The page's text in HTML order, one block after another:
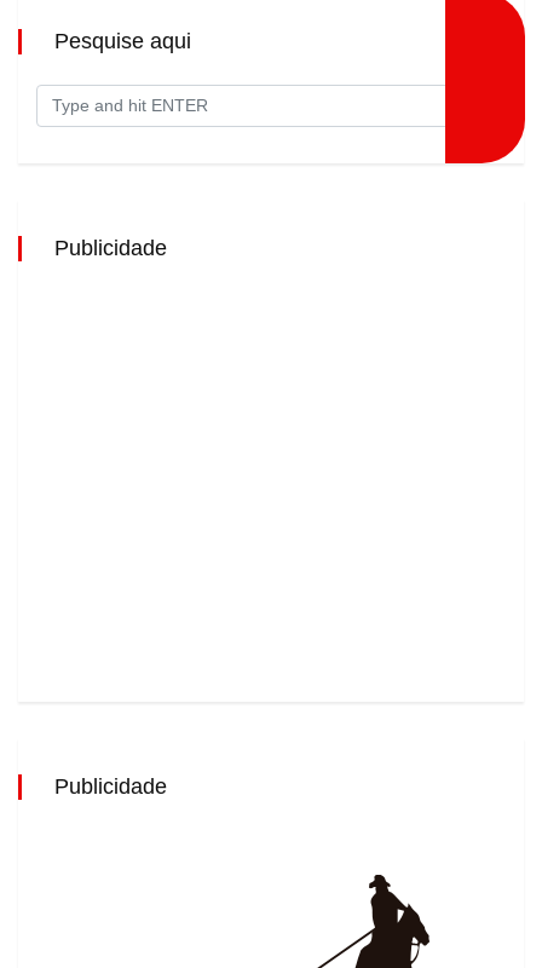
Pesquise aqui
Publicidade
Publicidade